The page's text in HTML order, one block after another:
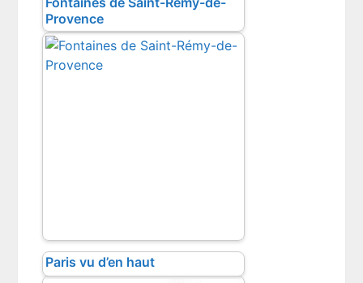
Provence
Paris vu d’en haut